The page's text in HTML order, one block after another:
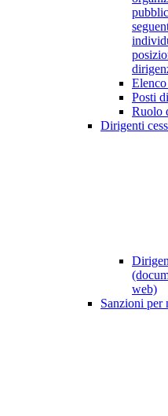
Posti
Ruolo
Dirigenti
web)
Sanzioni per